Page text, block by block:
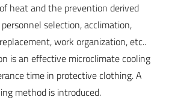
heat and the prevention derived
selection, acclimation,
work organization, etc..
is an effective microclimate cooling
time in protective clothing. A
method is introduced.